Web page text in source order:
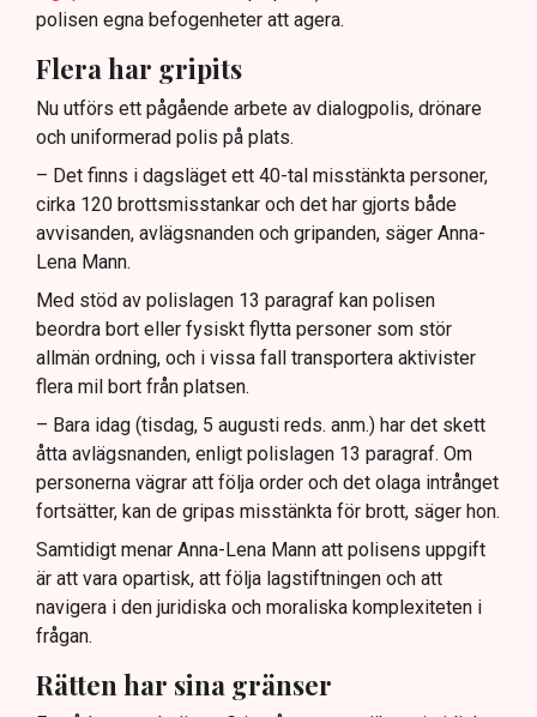
polisen egna befogenheter att agera.
Flera har gripits
Nu utförs ett pågående arbete av dialogpolis, drönare
och uniformerad polis på plats.
– Det finns i dagsläget ett 40-tal misstänkta personer,
cirka 120 brottsmisstankar och det har gjorts både
avvisanden, avlägsnanden och gripanden, säger Anna-
Lena Mann.
Med stöd av polislagen 13 paragraf kan polisen
beordra bort eller fysiskt flytta personer som stör
allmän ordning, och i vissa fall transportera aktivister
flera mil bort från platsen.
– Bara idag (tisdag, 5 augusti reds. anm.) har det skett
åtta avlägsnanden, enligt polislagen 13 paragraf. Om
personerna vägrar att följa order och det olaga intrånget
fortsätter, kan de gripas misstänkta för brott, säger hon.
Samtidigt menar Anna-Lena Mann att polisens uppgift
är att vara opartisk, att följa lagstiftningen och att
navigera i den juridiska och moraliska komplexiteten i
frågan.
Rätten har sina gränser